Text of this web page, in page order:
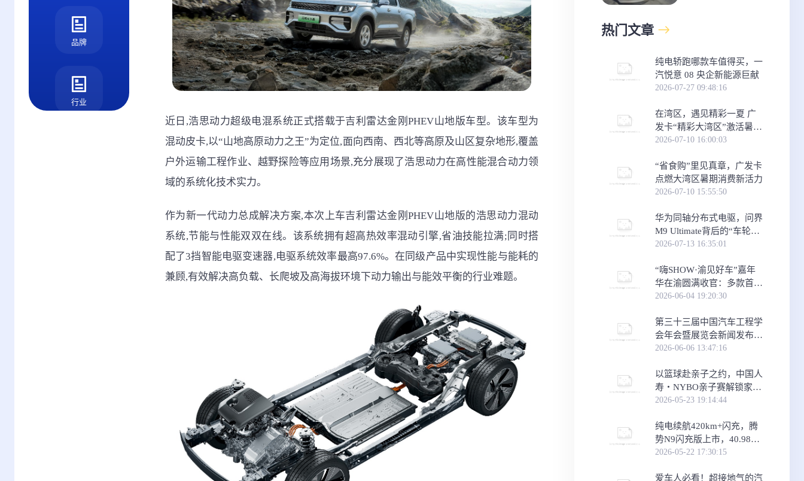
品牌
行业
近日,浩思动力超级电混系统正式搭载于吉利雷达金刚PHEV山地版车型。该车型为
混动皮卡,以“山地高原动力之王”为定位,面向西南、西北等高原及山区复杂地形,覆盖
户外运输工程作业、越野探险等应用场景,充分展现了浩思动力在高性能混合动力领
域的系统化技术实力。
作为新一代动力总成解决方案,本次上车吉利雷达金刚PHEV山地版的浩思动力混动
系统,节能与性能双双在线。该系统拥有超高热效率混动引擎,省油技能拉满;同时搭
配了3挡智能电驱变速器,电驱系统效率最高97.6%。在同级产品中实现性能与能耗的
兼顾,有效解决高负载、长爬坡及高海拔环境下动力输出与能效平衡的行业难题。
子二手车就是
热门文章
纯电轿跑哪款车值得买，一
汽悦意 08 央企新能源巨献
2026-07-27 09:48:16
在湾区，遇见精彩一夏 广
发卡“精彩大湾区”激活暑期
消费新体验
2026-07-10 16:00:03
“省食购”里见真章，广发卡
点燃大湾区暑期消费新活力
2026-07-10 15:55:50
华为同轴分布式电驱，问界
M9 Ultimate背后的“车轮思
想者”
2026-07-13 16:35:01
​“嗨SHOW·渝见好车”嘉年
华在渝圆满收官：多款首发
首秀车型，助力重庆消费
2026-06-04 19:20:30
第三十三届中国汽车工程学
会年会暨展览会新闻发布会
在京举行
2026-06-06 13:47:16
​以篮球赴亲子之约，中国人
寿・NYBO亲子赛解锁家庭
运动新场景
2026-05-23 19:14:44
纯电续航420km+闪充，腾
势N9闪充版上市，40.98万
元起
2026-05-22 17:30:15
爱车人必看！超接地气的汽